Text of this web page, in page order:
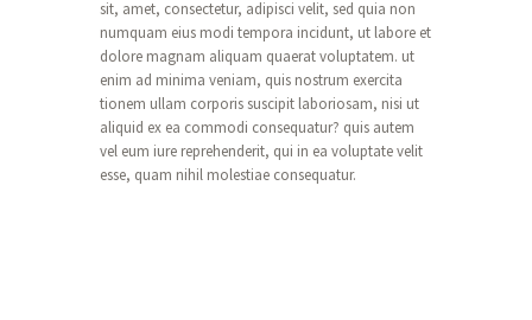
sit, amet, consectetur, adipisci velit, sed quia non
numquam eius modi tempora incidunt, ut labore et
dolore magnam aliquam quaerat voluptatem. ut
enim ad minima veniam, quis nostrum exercita
tionem ullam corporis suscipit laboriosam, nisi ut
aliquid ex ea commodi consequatur? quis autem
vel eum iure reprehenderit, qui in ea voluptate velit
esse, quam nihil molestiae consequatur.